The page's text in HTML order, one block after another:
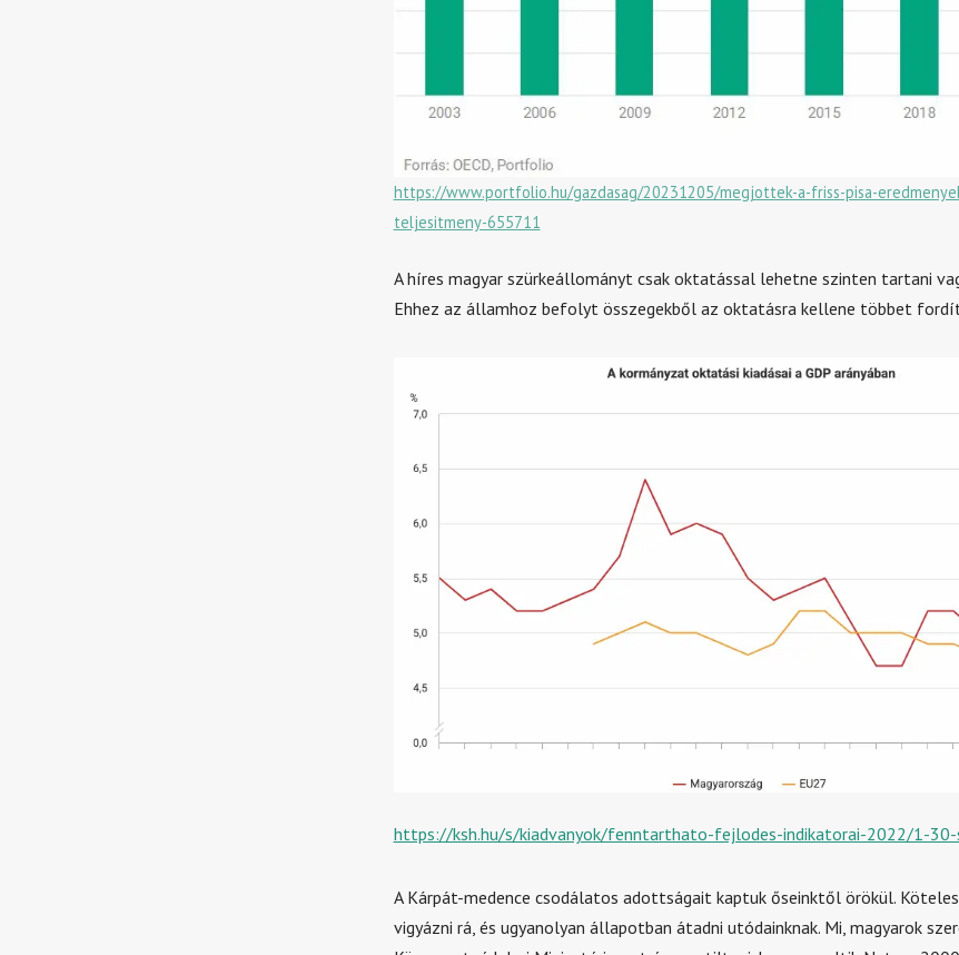
https://www.portfolio.hu/gazdasag/20231205/megjottek-a-friss-pisa-
teljesitmeny-655711
A híres magyar szürkeállományt csak oktatással lehetne szinten tartani
Ehhez az államhoz befolyt összegekből az oktatásra kellene többet
https://ksh.hu/s/kiadvanyok/fenntarthato-fejlodes-indikatorai-2022/1-30-
A Kárpát-medence csodálatos adottságait kaptuk őseinktől örökül.
vigyázni rá, és ugyanolyan állapotban átadni utódainknak. Mi, magyarok